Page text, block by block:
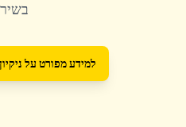
למידע מפורט על ניקיון